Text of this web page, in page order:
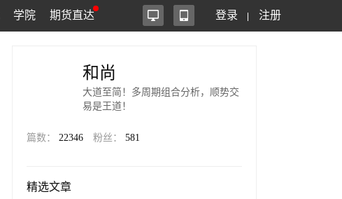
学院 期货直达 登录 注册
和尚
大道至简！多周期组合分析，顺势交
易是王道！
篇数： 22346 粉丝： 581
精选文章